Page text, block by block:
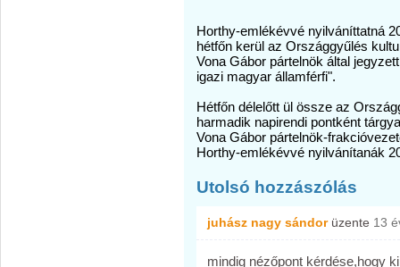
Horthy-emlékévvé nyilváníttatná
hétfőn kerül az Országgyűlés
Vona Gábor pártelnök által
igazi magyar államférfi".
Hétfőn délelőtt ül össze az
harmadik napirendi pontként
Vona Gábor pártelnök-
Horthy-emlékévvé nyilvánítanák
Utolsó hozzászólás
juhász nagy sándorüzente 13
mindig nézőpont kérdése,hogy